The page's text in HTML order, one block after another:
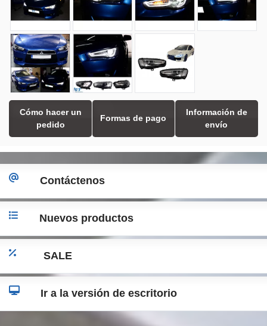
Cómo hacer un
pedido
Formas de pago
Información de
envío
Contáctenos
Nuevos productos
SALE
Ir a la versión de escritorio